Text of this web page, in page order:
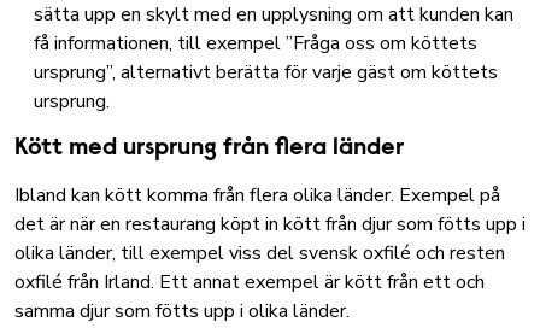
sätta upp en skylt med en upplysning om att kunden kan
få informationen, till exempel ”Fråga oss om köttets
ursprung”, alternativt berätta för varje gäst om köttets
ursprung.
Kött med ursprung från flera länder
Ibland kan kött komma från flera olika länder. Exempel på
det är när en restaurang köpt in kött från djur som fötts upp i
olika länder, till exempel viss del svensk oxfilé och resten
oxfilé från Irland. Ett annat exempel är kött från ett och
samma djur som fötts upp i olika länder.